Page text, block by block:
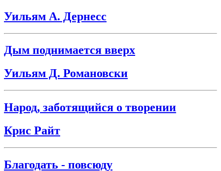
Уильям А. Дернесс
Дым поднимается вверх
Уильям Д. Романовски
Народ, заботящийся о творении
Крис Райт
Благодать - повсюду